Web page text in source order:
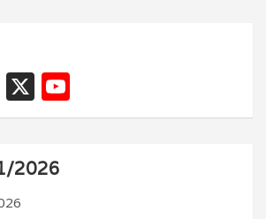
Ti
k
o
k
X
o
2026